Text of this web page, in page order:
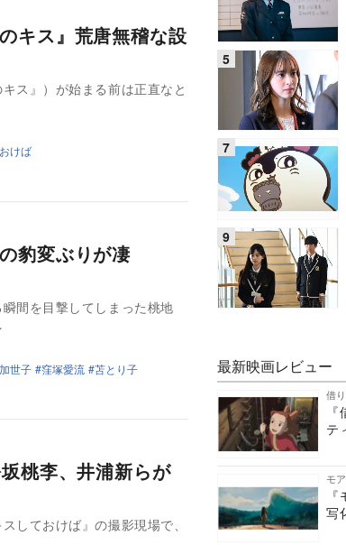
キス』荒唐無稽な設
ス』）が始まる前は正直なと
けば
豹変ぶりが凄
間を目撃してしまった桃地
世子 窪塚愛流
苫とり子
桃李、井浦新らが
しておけば』の撮影現場で、
最新映画レビュー
借
テ
モ
写